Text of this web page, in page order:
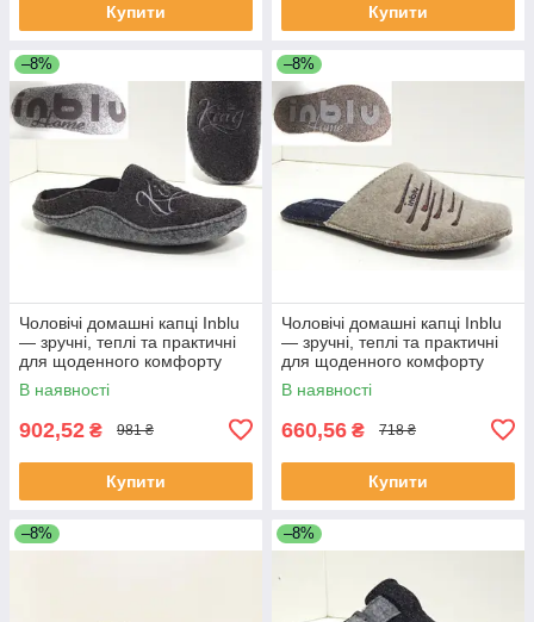
Купити Купити
–8%
Чоловічі домашні капці Inblu
— зручні, теплі та практичні
для щоденного комфорту
колір Коричневий
В наявності
902,52 ₴ 981 ₴
Купити
–8%
Чоловічі домашні капці Inblu
— зручні, теплі та практичні
для щоденного комфорту
колір Пісочний
В наявності
660,56 ₴ 718 ₴
Купити
–8% –8%